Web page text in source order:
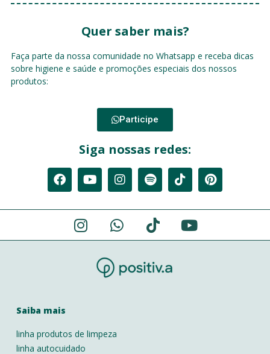
Quer saber mais?
Faça parte da nossa comunidade no Whatsapp e receba dicas
sobre higiene e saúde e promoções especiais dos nossos
produtos:
Participe
Siga nossas redes:
Saiba mais
linha produtos de limpeza
linha autocuidado